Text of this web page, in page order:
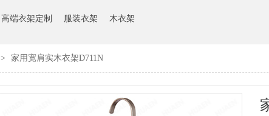
高端衣架定制 服装衣架 木衣架
> 家用宽肩实木衣架D711N